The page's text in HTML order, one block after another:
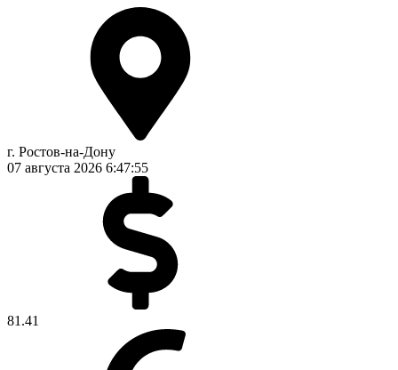
г. Ростов-на-Дону
07 августа 2026 6:47:56
81.41